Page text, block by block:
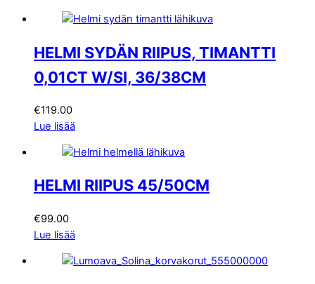
HELMI SYDÄN RIIPUS, TIMANTTI
0,01CT W/SI, 36/38CM
€119.00
Lue lisää
HELMI RIIPUS 45/50CM
€99.00
Lue lisää